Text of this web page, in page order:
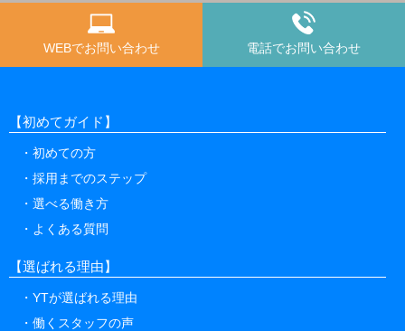
WEBでお問い合わせ 電話でお問い合わせ
【初めてガイド】
初めての方
採用までのステップ
選べる働き方
よくある質問
【選ばれる理由】
YTが選ばれる理由
働くスタッフの声